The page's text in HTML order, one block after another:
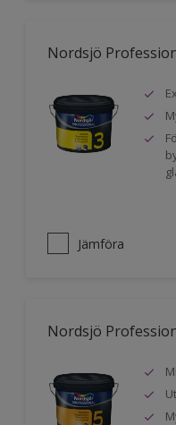
Nordsjö
Jämföra
Nordsjö